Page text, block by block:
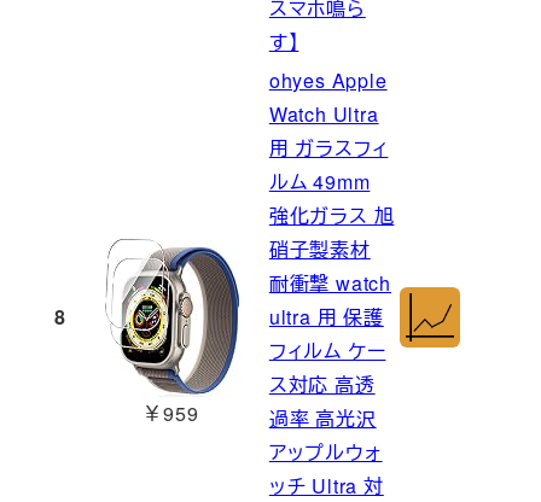
スマホ鳴ら
す】
8
￥959
ohyes Apple
Watch Ultra
用 ガラスフィ
ルム 49mm
強化ガラス 旭
硝子製素材
耐衝撃 watch
ultra 用 保護
フィルム ケー
ス対応 高透
過率 高光沢
アップルウォ
ッチ Ultra 対